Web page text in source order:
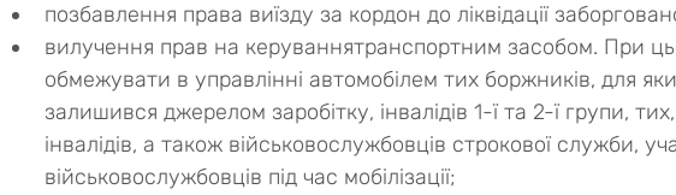
позбавлення права виїзду за кордон до ліквідації
вилучення прав на керуваннятранспортним засобом. При
обмежувати в управлінні автомобілем тих боржників, для
залишився джерелом заробітку, інвалідів 1-ї та 2-ї групи,
інвалідів, а також військовослужбовців строкової служби,
військовослужбовців під час мобілізації;